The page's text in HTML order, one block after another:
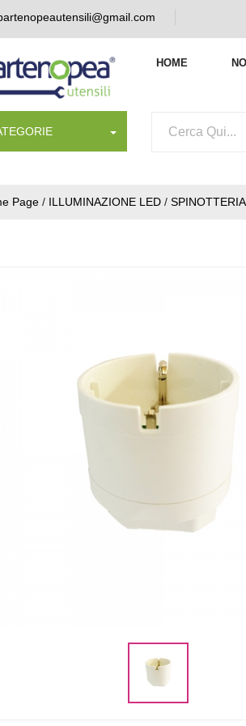
HOME
Page / ILLUMINAZIONE LED / SPINOTTERIA